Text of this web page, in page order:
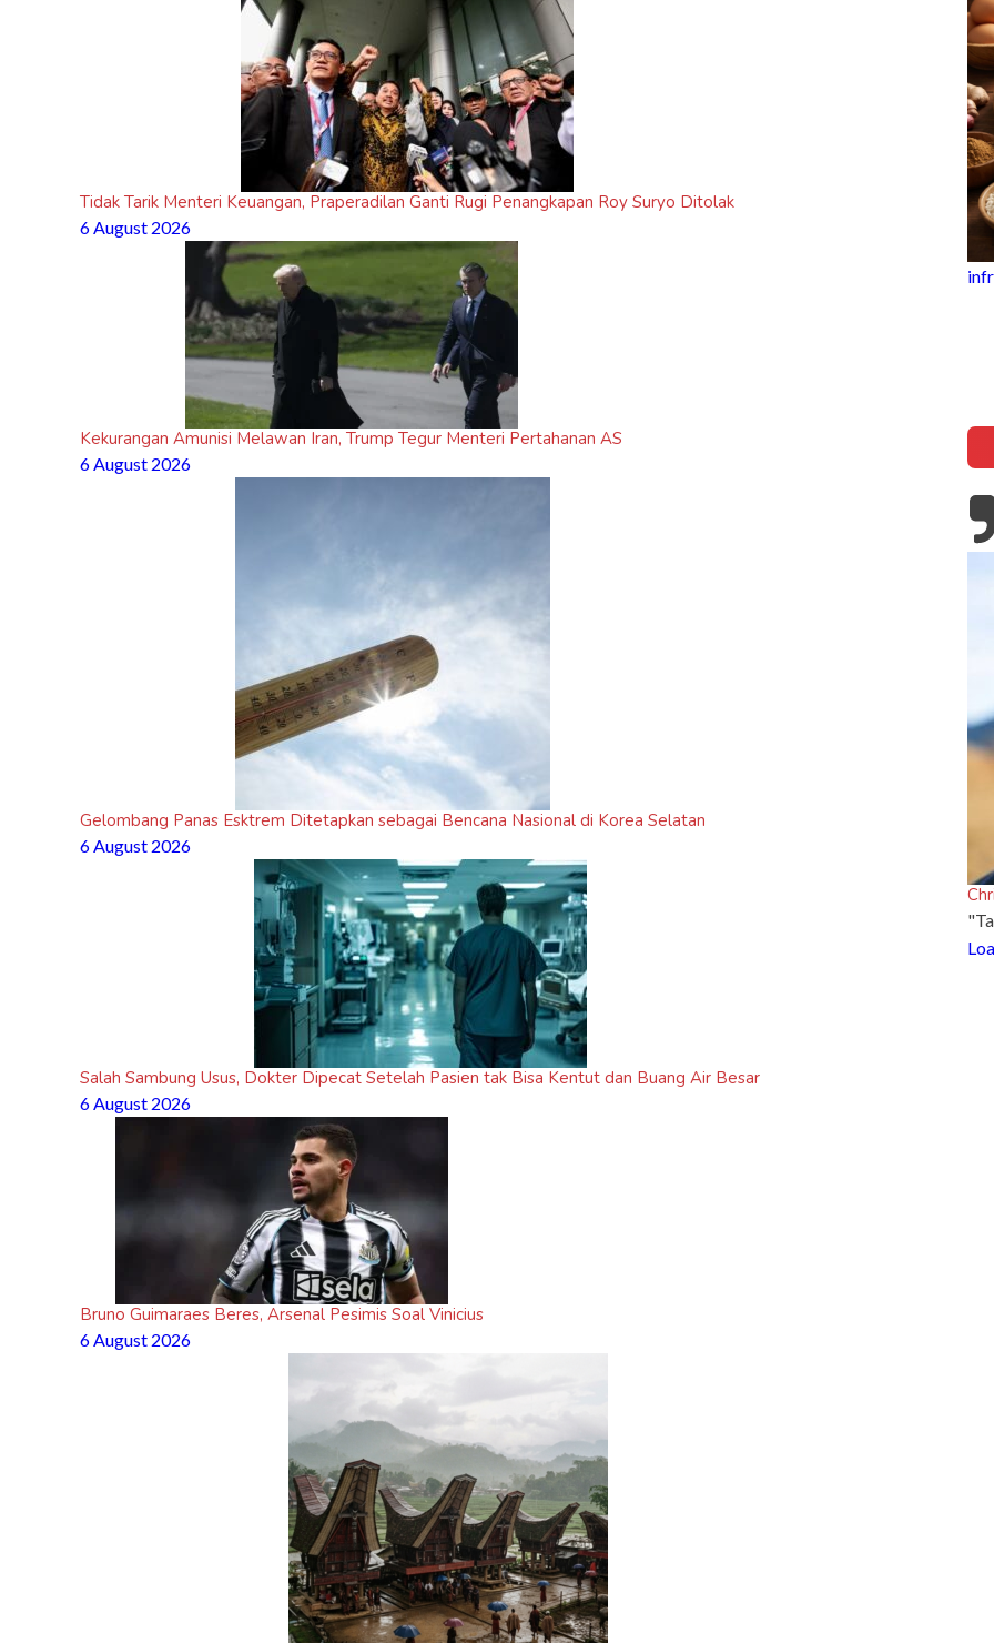
Tidak Tarik Menteri Keuangan, Praperadilan Ganti Rugi Penangkapan Roy Suryo Ditolak
6 August 2026
Kekurangan Amunisi Melawan Iran, Trump Tegur Menteri Pertahanan AS
6 August 2026
Gelombang Panas Esktrem Ditetapkan sebagai Bencana Nasional di Korea Selatan
6 August 2026
Salah Sambung Usus, Dokter Dipecat Setelah Pasien tak Bisa Kentut dan Buang Air Besar
6 August 2026
Bruno Guimaraes Beres, Arsenal Pesimis Soal Vinicius
6 August 2026
sportsholic
Jadwal Siaran Langsung Piala AFF 2026:
Laga Hidup Mati Singapura Vs Timnas
Indonesia